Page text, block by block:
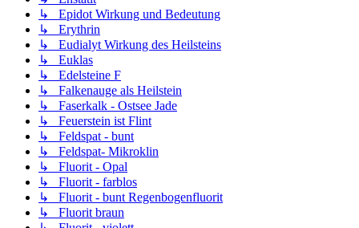
↳ Epidot Wirkung und Bedeutung
↳ Erythrin
↳ Eudialyt Wirkung des Heilsteins
↳ Euklas
↳ Edelsteine F
↳ Falkenauge als Heilstein
↳ Faserkalk - Ostsee Jade
↳ Feuerstein ist Flint
↳ Feldspat - bunt
↳ Feldspat- Mikroklin
↳ Fluorit - Opal
↳ Fluorit - farblos
↳ Fluorit - bunt Regenbogenfluorit
↳ Fluorit braun